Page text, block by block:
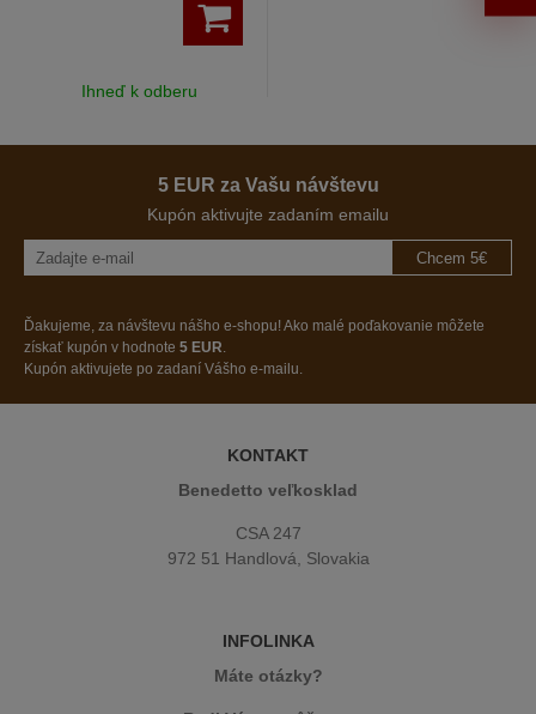
Ihneď k odberu
5 EUR za Vašu návštevu
Kupón aktivujte zadaním emailu
Chcem 5€
Ďakujeme, za návštevu nášho e-shopu! Ako malé poďakovanie môžete
získať kupón v hodnote 5 EUR.
Kupón aktivujete po zadaní Vášho e-mailu.
KONTAKT
Benedetto veľkosklad
CSA 247
972 51 Handlová, Slovakia
INFOLINKA
Máte otázky?